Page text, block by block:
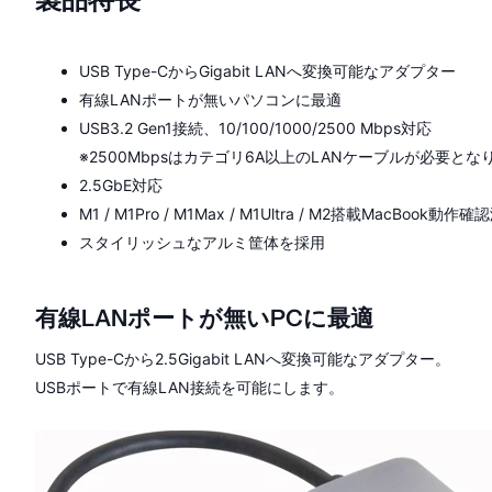
USB Type-CからGigabit LANへ変換可能なアダプター
有線LANポートが無いパソコンに最適
USB3.2 Gen1接続、10/100/1000/2500 Mbps対応
※2500Mbpsはカテゴリ6A以上のLANケーブルが必要となり
2.5GbE対応
M1 / M1Pro / M1Max / M1Ultra / M2搭載MacBook動作確認
スタイリッシュなアルミ筐体を採用
有線LANポートが無いPCに最適
USB Type-Cから2.5Gigabit LANへ変換可能なアダプター。
USBポートで有線LAN接続を可能にします。